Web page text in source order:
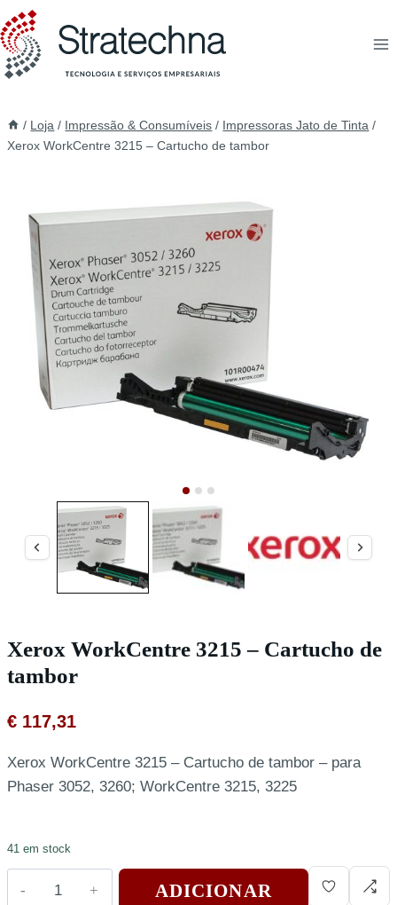
/ Loja / Impressão & Consumíveis / Impressoras Jato de Tinta /
Xerox WorkCentre 3215 – Cartucho de tambor
Xerox WorkCentre 3215 – Cartucho de
tambor
€ 117,31
Xerox WorkCentre 3215 – Cartucho de tambor – para
Phaser 3052, 3260; WorkCentre 3215, 3225
41 em stock
ADICIONAR